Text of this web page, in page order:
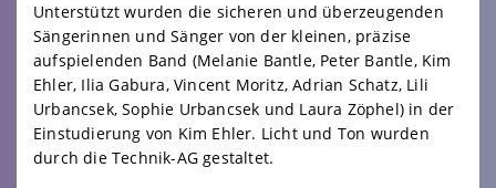
Unterstützt wurden die sicheren und überzeugenden
Sängerinnen und Sänger von der kleinen, präzise
aufspielenden Band (Melanie Bantle, Peter Bantle, Kim
Ehler, Ilia Gabura, Vincent Moritz, Adrian Schatz, Lili
Urbancsek, Sophie Urbancsek und Laura Zöphel) in der
Einstudierung von Kim Ehler. Licht und Ton wurden
durch die Technik-AG gestaltet.